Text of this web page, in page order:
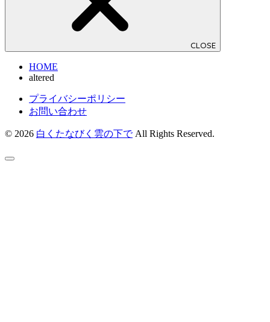
CLOSE
HOME
altered
プライバシーポリシー
お問い合わせ
© 2026 白くたなびく雲の下でAll Rights Reserved.